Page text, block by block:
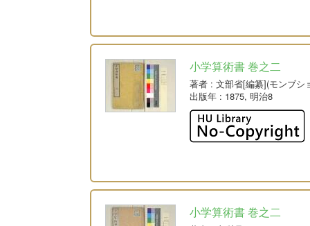
小学算術書 巻之二
著者 : 文部省[編纂](モンブシ
出版年 : 1875, 明治8
小学算術書 巻之二